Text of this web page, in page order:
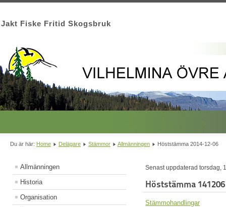
Jakt Fiske Fritid Skogsbruk
Du är här: Home Delägare Stämmor Allmänningen Höststämma 2014-12-06
Allmänningen
Historia
Organisation
Senast uppdaterad torsdag,
Höststämma 141206
Stämmohandlingar